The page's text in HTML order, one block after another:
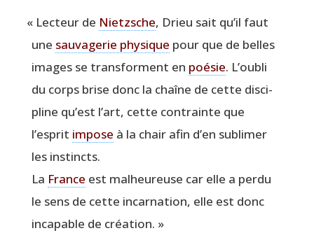
« Lec­teur de Nietzsche, Drieu sait qu’il faut
une sau­va­ge­rie phy­sique pour que de belles
images se trans­forment en poé­sie. L’oubli
du corps brise donc la chaîne de cette dis­ci­
pline qu’est l’art, cette contrainte que
l’esprit impose à la chair afin d’en subli­mer
les instincts.
La France est mal­heu­reuse car elle a per­du
le sens de cette incar­na­tion, elle est donc
inca­pable de création. »